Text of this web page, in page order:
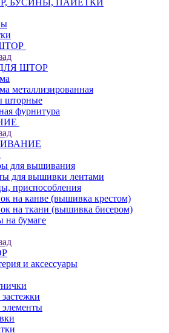
БУСИНЫ, ПАЙЕТКИ
ШТОР
металлизированная
шторные
фурнитура
для вышивания
для вышивки лентами
приспособления
на канве (вышивка крестом)
на ткани (вышивка бисером)
на бумаге
и аксессуары
элементы